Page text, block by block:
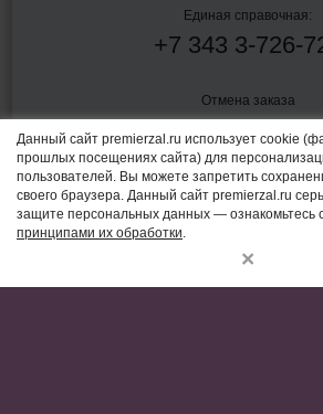
Единая справочная:
+7 343 3-726-
Отмена заказа
Политика
Согласие на обработку
Пользовательское
Правила оказания услуг по показу фильмов в
Данный сайт premierzal.ru использует cookie
прошлых посещениях сайта) для
пользователей. Вы можете запретить
своего браузера. Данный сайт premierzal.ru
защите персональных данных — ознакомьтесь
принципами их обработки.
×